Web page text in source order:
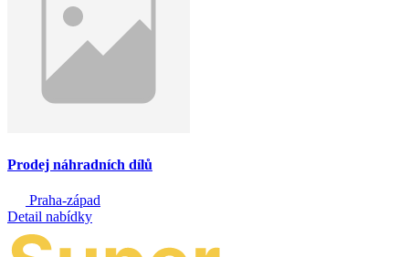
Prodej náhradních dílů
Praha-západ
Detail nabídky